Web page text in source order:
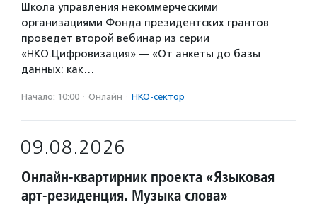
Школа управления некоммерческими
организациями Фонда президентских грантов
проведет второй вебинар из серии
«НКО.Цифровизация» — «От анкеты до базы
данных: как…
Начало: 10:00 · Онлайн · НКО-сектор
09.08.2026
Онлайн-квартирник проекта «Языковая
арт-резиденция. Музыка слова»